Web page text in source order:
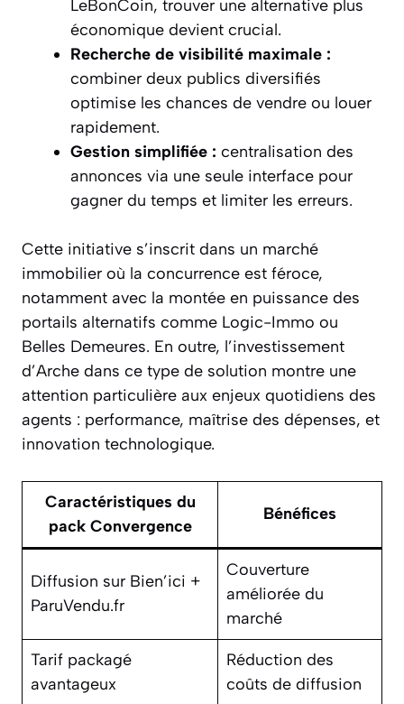
LeBonCoin, trouver une alternative plus
économique devient crucial.
Recherche de visibilité maximale :
combiner deux publics diversifiés
optimise les chances de vendre ou louer
rapidement.
Gestion simplifiée : centralisation des
annonces via une seule interface pour
gagner du temps et limiter les erreurs.
Cette initiative s’inscrit dans un marché
immobilier où la concurrence est féroce,
notamment avec la montée en puissance des
portails alternatifs comme Logic-Immo ou
Belles Demeures. En outre, l’investissement
d’Arche dans ce type de solution montre une
attention particulière aux enjeux quotidiens des
agents : performance, maîtrise des dépenses, et
innovation technologique.
Caractéristiques du
pack Convergence
Bénéfices
Diffusion sur Bien’ici +
ParuVendu.fr
Couverture
améliorée du
marché
Tarif packagé
avantageux
Réduction des
coûts de diffusion